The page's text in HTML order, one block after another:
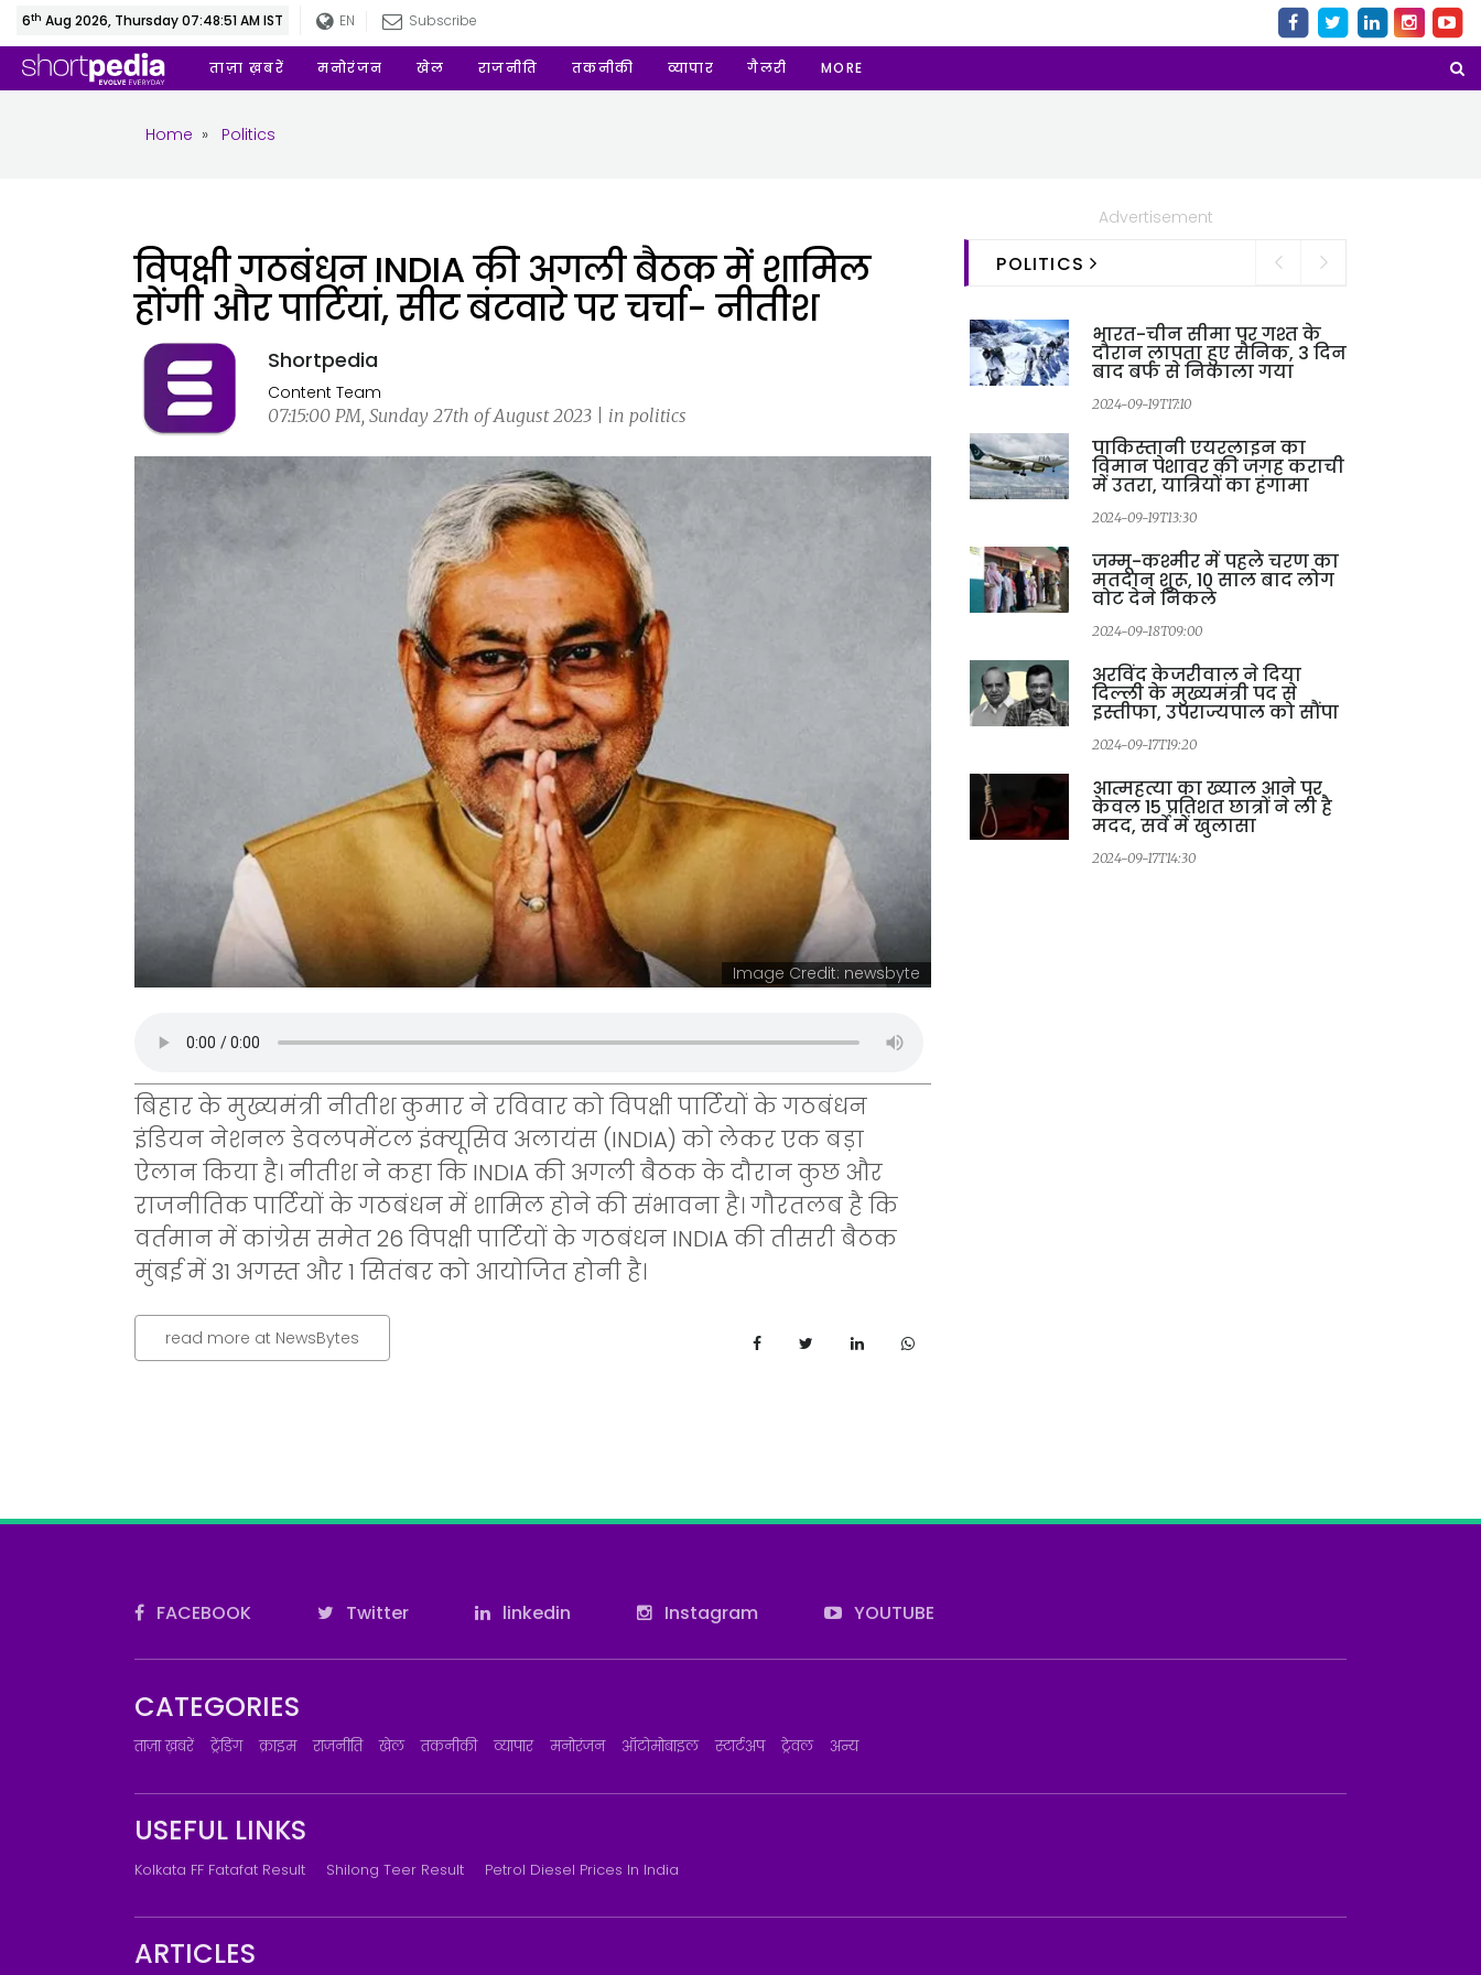
6th Aug 2026, Thursday 07:48:52 AM IST EN Subscribe
ताज़ा ख़बरें मनोरंजन खेल राजनीति तकनीकी व्यापार गैलरी MORE
Home » Politics
विपक्षी गठबंधन INDIA की अगली बैठक में शामिल
होंगी और पार्टियां, सीट बंटवारे पर चर्चा- नीतीश
Shortpedia
Content Team
07:15:00 PM, Sunday 27th of August 2023 | in politics
Image Credit: newsbyte
बिहार के मुख्यमंत्री नीतीश कुमार ने रविवार को विपक्षी पार्टियों के गठबंधन
इंडियन नेशनल डेवलपमेंटल इंक्यूसिव अलायंस (INDIA) को लेकर एक बड़ा
ऐलान किया है। नीतीश ने कहा कि INDIA की अगली बैठक के दौरान कुछ और
राजनीतिक पार्टियों के गठबंधन में शामिल होने की संभावना है। गौरतलब है कि
वर्तमान में कांग्रेस समेत 26 विपक्षी पार्टियों के गठबंधन INDIA की तीसरी बैठक
मुंबई में 31 अगस्त और 1 सितंबर को आयोजित होनी है।
read more at NewsBytes
Advertisement
POLITICS
भारत-चीन सीमा पर गश्त के
दौरान लापता हुए सैनिक, 3 दिन
बाद बर्फ से निकाला गया
2024-09-19T17:10
पाकिस्तानी एयरलाइन का
विमान पेशावर की जगह कराची
में उतरा, यात्रियों का हंगामा
2024-09-19T13:30
जम्मू-कश्मीर में पहले चरण का
मतदान शुरू, 10 साल बाद लोग
वोट देने निकले
2024-09-18T09:00
अरविंद केजरीवाल ने दिया
दिल्ली के मुख्यमंत्री पद से
इस्तीफा, उपराज्यपाल को सौंपा
2024-09-17T19:20
आत्महत्या का ख्याल आने पर
केवल 15 प्रतिशत छात्रों ने ली है
मदद, सर्वे में खुलासा
2024-09-17T14:30
FACEBOOK Twitter linkedin Instagram YOUTUBE
CATEGORIES
ताज़ा ख़बरें ट्रेंडिंग क्राइम राजनीति खेल तकनीकी व्यापार मनोरंजन ऑटोमोबाइल स्टार्टअप ट्रेवल अन्य
USEFUL LINKS
Kolkata FF Fatafat Result Shilong Teer Result Petrol Diesel Prices In India
ARTICLES